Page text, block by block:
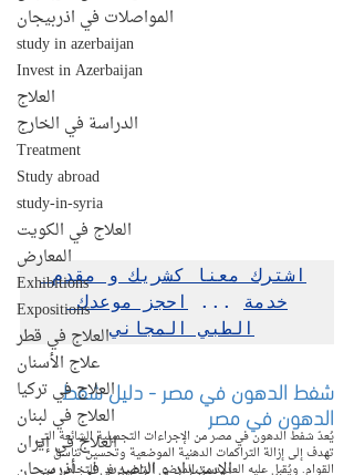
المواصلات في اذربيجان
study in azerbaijan
Invest in Azerbaijan
العلاج
الدراسة في الخارج
Treatment
Study abroad
study-in-syria
العلاج في الكويت
المعارض
Exhibitions
Expositions
العلاج في قطر
علاج الأسنان
العلاج في تركيا
العلاج في لبنان
العلاج في إيران
اشترك معنا كشريك و مقدم
خدمة
...
احجز موعدك
الطبي المجاني
شفط الدهون في مصر - دليل شفط
الدهون في مصر
يُعدّ شفط الدهون في مصر من الإجراءات التجميلية الشائعة التي
تهدف إلى إزالة التراكمات الدهنية الموضعية وتحسين تناسق
القوام. ويُقبل عليه العديد من المرضى الراغبين في التخلص من